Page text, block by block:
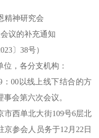
精神研究会
议的补充通知
〕38号）
，各分支机构：
00以线上线下结合的方
会第六次会议。
市西单北大街109号6层北
参会人员务于12月22日